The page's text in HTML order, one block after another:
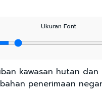
Ukuran Font
kawasan hutan
penerimaan